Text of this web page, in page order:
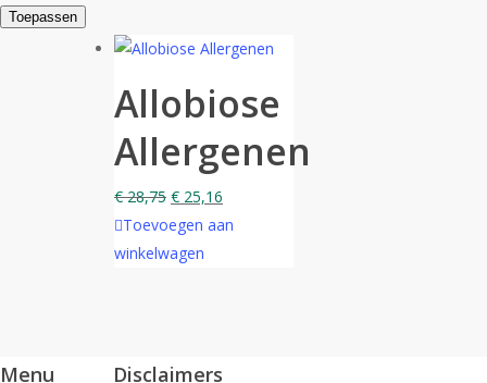
Toepassen
Allobiose
Allergenen
€28,75 € 25,16
Toevoegen aan
winkelwagen
Menu Disclaimers